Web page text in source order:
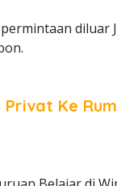
diluar
Ke